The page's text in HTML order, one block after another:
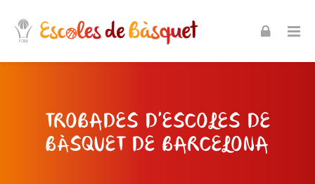
Espectacular punt i final a les Escoles de Bàsquet...
TROBADES D'ESCOLES DE
BÀSQUET DE BARCELONA